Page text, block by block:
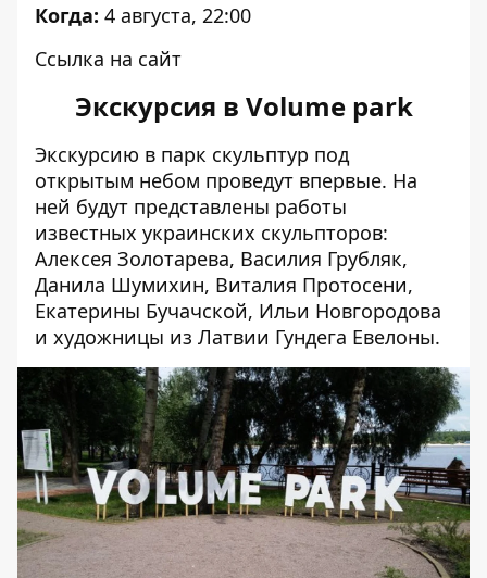
Когда: 4 августа, 22:00
Ссылка на сайт
Экскурсия в Volume park
Экскурсию в парк скульптур под
открытым небом проведут впервые. На
ней будут представлены работы
известных украинских скульпторов:
Алексея Золотарева, Василия Грубляк,
Данила Шумихин, Виталия Протосени,
Екатерины Бучачской, Ильи Новгородова
и художницы из Латвии Гундега Евелоны.